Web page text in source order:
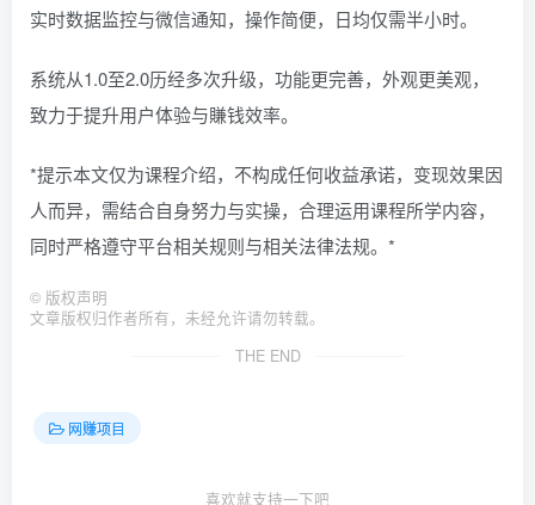
实时数据监控与微信通知，操作简便，日均仅需半小时。
系统从1.0至2.0历经多次升级，功能更完善，外观更美观，
致力于提升用户体验与賺钱效率。
*提示本文仅为课程介绍，不构成任何收益承诺，变现效果因
人而异，需结合自身努力与实操，合理运用课程所学内容，
同时严格遵守平台相关规则与相关法律法规。*
© 版权声明
文章版权归作者所有，未经允许请勿转载。
THE END
网赚项目
喜欢就支持一下吧